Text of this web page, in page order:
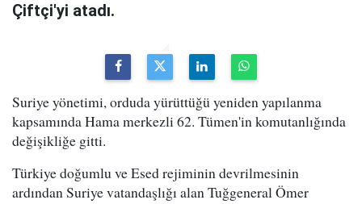
Çiftçi'yi atadı.
Suriye yönetimi, orduda yürüttüğü yeniden yapılanma
kapsamında Hama merkezli 62. Tümen'in komutanlığında
değişikliğe gitti.
Türkiye doğumlu ve Esed rejiminin devrilmesinin
ardından Suriye vatandaşlığı alan Tuğgeneral Ömer